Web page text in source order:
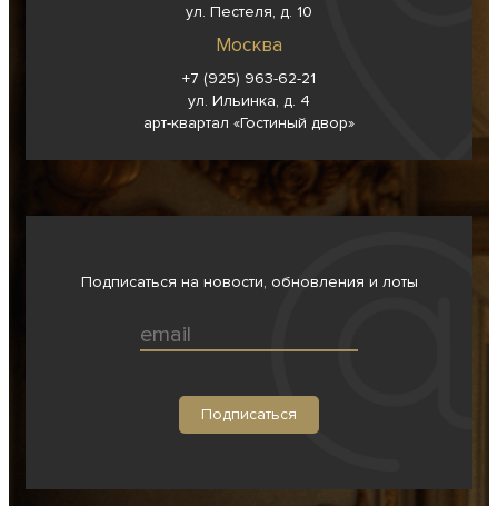
ул. Пестеля, д. 10
Москва
+7 (925) 963-62-21
ул. Ильинка, д. 4
арт-квартал «Гостиный двор»
Подписаться на новости, обновления и лоты